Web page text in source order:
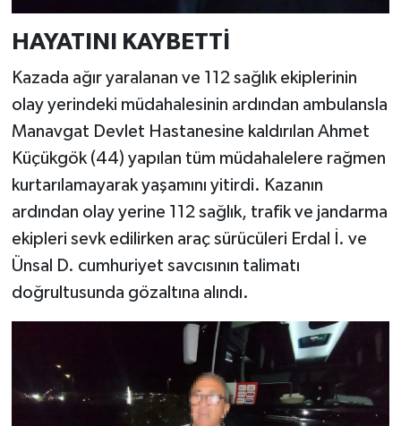
HAYATINI KAYBETTİ
Kazada ağır yaralanan ve 112 sağlık ekiplerinin
olay yerindeki müdahalesinin ardından ambulansla
Manavgat Devlet Hastanesine kaldırılan Ahmet
Küçükgök (44) yapılan tüm müdahalelere rağmen
kurtarılamayarak yaşamını yitirdi. Kazanın
ardından olay yerine 112 sağlık, trafik ve jandarma
ekipleri sevk edilirken araç sürücüleri Erdal İ. ve
Ünsal D. cumhuriyet savcısının talimatı
doğrultusunda gözaltına alındı.